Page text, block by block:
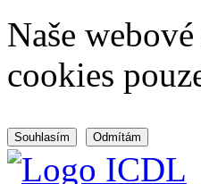
Naše
cookies
Souhlasím Odmítám